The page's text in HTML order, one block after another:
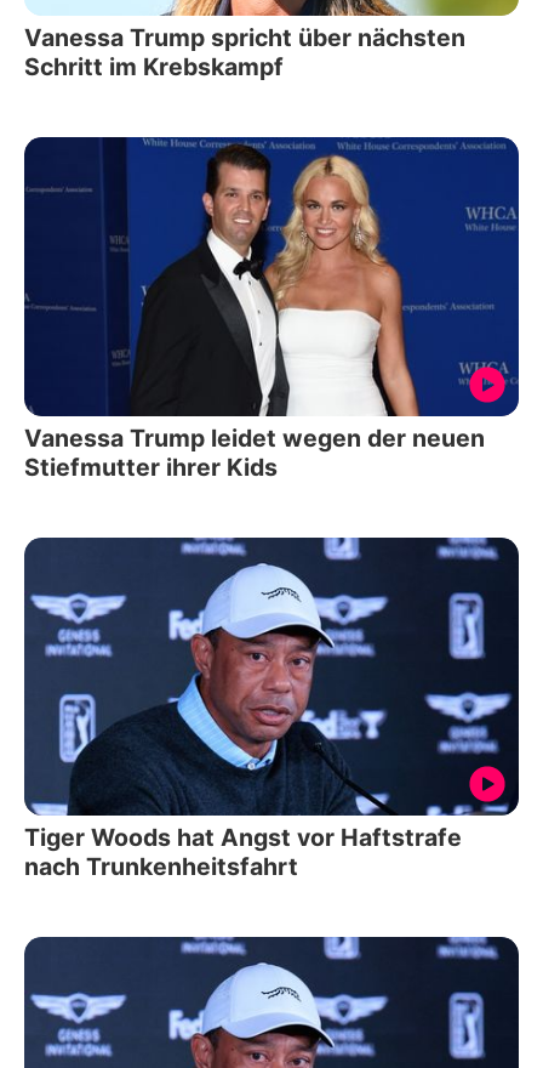
Vanessa Trump spricht über nächsten
Schritt im Krebskampf
Vanessa Trump leidet wegen der neuen
Stiefmutter ihrer Kids
Tiger Woods hat Angst vor Haftstrafe
nach Trunkenheitsfahrt